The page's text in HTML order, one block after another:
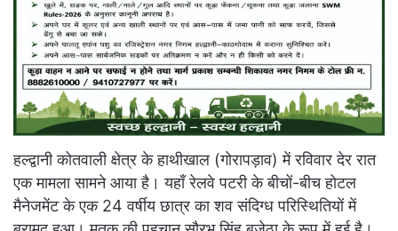
हल्द्वानी कोतवाली क्षेत्र के हाथीखाल (गोरापड़ाव) में रविवार देर रात
एक मामला सामने आया है। यहाँ रेलवे पटरी के बीचों-बीच होटल
मैनेजमेंट के एक 24 वर्षीय छात्र का शव संदिग्ध परिस्थितियों में